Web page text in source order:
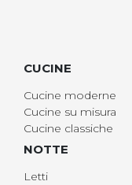
CUCINE
Cucine moderne
Cucine su misura
Cucine classiche
NOTTE
Letti